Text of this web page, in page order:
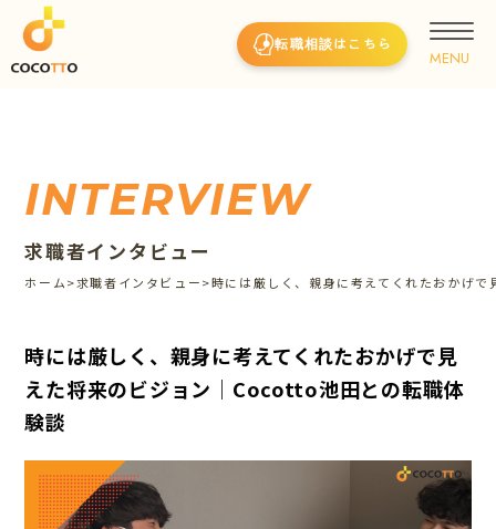
転職相談はこちら
INTERVIEW
求職者インタビュー
ホーム>求職者インタビュー>時には厳しく、親身に考えてくれたおかげ
時には厳しく、親身に考えてくれたおかげで見
えた将来のビジョン｜Cocotto池田との転職体
験談